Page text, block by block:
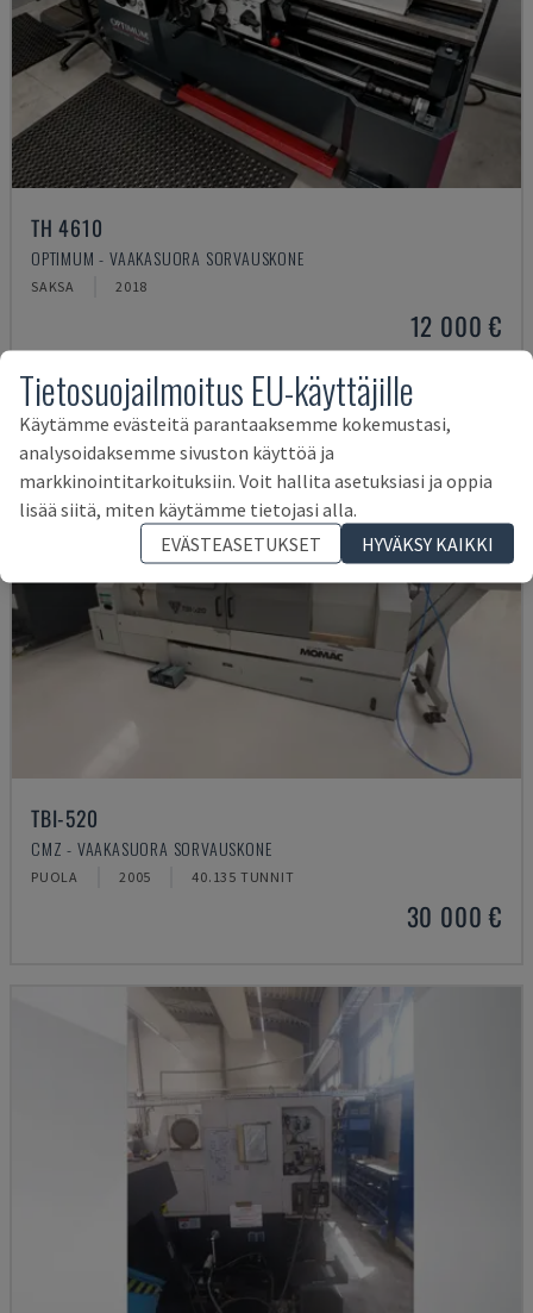
TH 4610
OPTIMUM - VAAKASUORA SORVAUSKONE
SAKSA 2018
12 000 €
TBI-520
CMZ - VAAKASUORA SORVAUSKONE
PUOLA 2005 40.135 TUNNIT
30 000 €
Tietosuojailmoitus EU-käyttäjille
Käytämme evästeitä parantaaksemme kokemustasi,
analysoidaksemme sivuston käyttöä ja
markkinointitarkoituksiin. Voit hallita asetuksiasi ja oppia
lisää siitä, miten käytämme tietojasi alla.
EVÄSTEASETUKSET
HYVÄKSY KAIKKI